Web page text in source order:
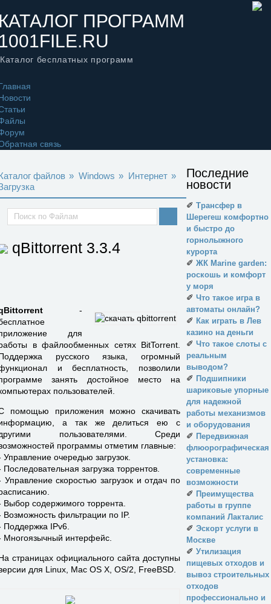
ПРОГРАММ
Каталог бесплатных программ
связь
файлов » Windows » Интернет »
qBittorrent 3.3.4
-
для
в файлообменных сетях BitTorrent.
русского языка, огромный
и бесплатность, позволили
занять достойное место на
пользователей.
помощью приложения можно скачивать
а так же делиться ею с
пользователями. Среди
программы отметим главные:
Управление очередью загрузок.
Последовательная загрузка торрентов.
Управление скоростью загрузок и отдач по
Выбор содержимого торрента.
Возможность фильтрации по IP.
Поддержка IPv6.
Многоязычный интерфейс.
страницах официального сайта доступны
для Linux, Mac OS X, OS/2, FreeBSD.
Последние
новости
✐ Трансфер в
Шерегеш комфортно
и быстро до
горнолыжного
курорта
✐ ЖК Marine garden:
роскошь и комфорт
у моря
✐ Что такое игра в
автоматы онлайн?
✐ Как играть в Лев
казино на деньги
✐ Что такое слоты с
реальным
выводом?
✐ Подшипники
шариковые упорные
для надежной
работы механизмов
и оборудования
✐ Передвижная
флюорографическая
установка:
современные
возможности
✐ Преимущества
работы в группе
компаний Лакталис
✐ Эскорт услуги в
Москве
✐ Утилизация
пищевых отходов и
вывоз строительных
отходов
профессионально и